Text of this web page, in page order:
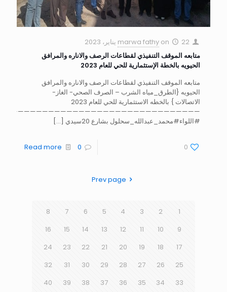
marwa fathy on
22 يناير، 2023
متابعه الموقف التنفيذي لقطاعات الرصف والاناره والمرافق
الحيويه بالخطة الإستثمارية للحي للعام 2023
متابعه الموقف التنفيذي لقطاعات الرصف والاناره والمرافق
الحيويه {الطرق_مياه الشرب – الصرف الصحي- الغاز-
#اللواء#محمد_عبدالله_سحلول بشارع 20سيدي
[…]
0
0
Read more
Prev page
1
2
3
4
5
6
7
8
9
10
11
12
13
14
15
16
17
18
19
20
21
22
23
24
25
26
27
28
29
30
31
32
33
34
35
36
37
38
39
40